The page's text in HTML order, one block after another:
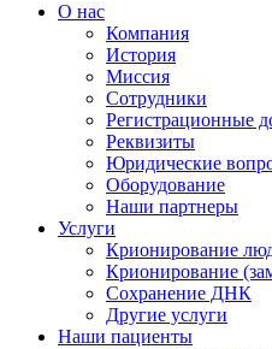
О нас
Компания
История
Миссия
Сотрудники
Регистрационные
Реквизиты
Юридические
Оборудование
Наши партнеры
Услуги
Крионирование
Крионирование
Сохранение ДНК
Другие услуги
Наши пациенты